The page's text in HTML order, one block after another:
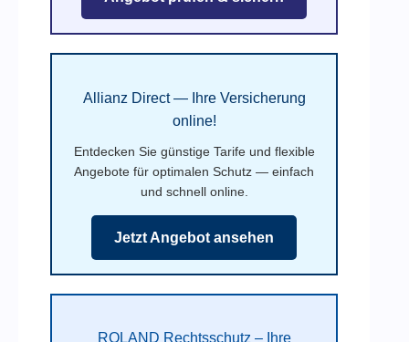
Allianz Direct — Ihre Versicherung
online!
Entdecken Sie günstige Tarife und flexible
Angebote für optimalen Schutz — einfach
und schnell online.
Jetzt Angebot ansehen
ROLAND Rechtsschutz – Ihre